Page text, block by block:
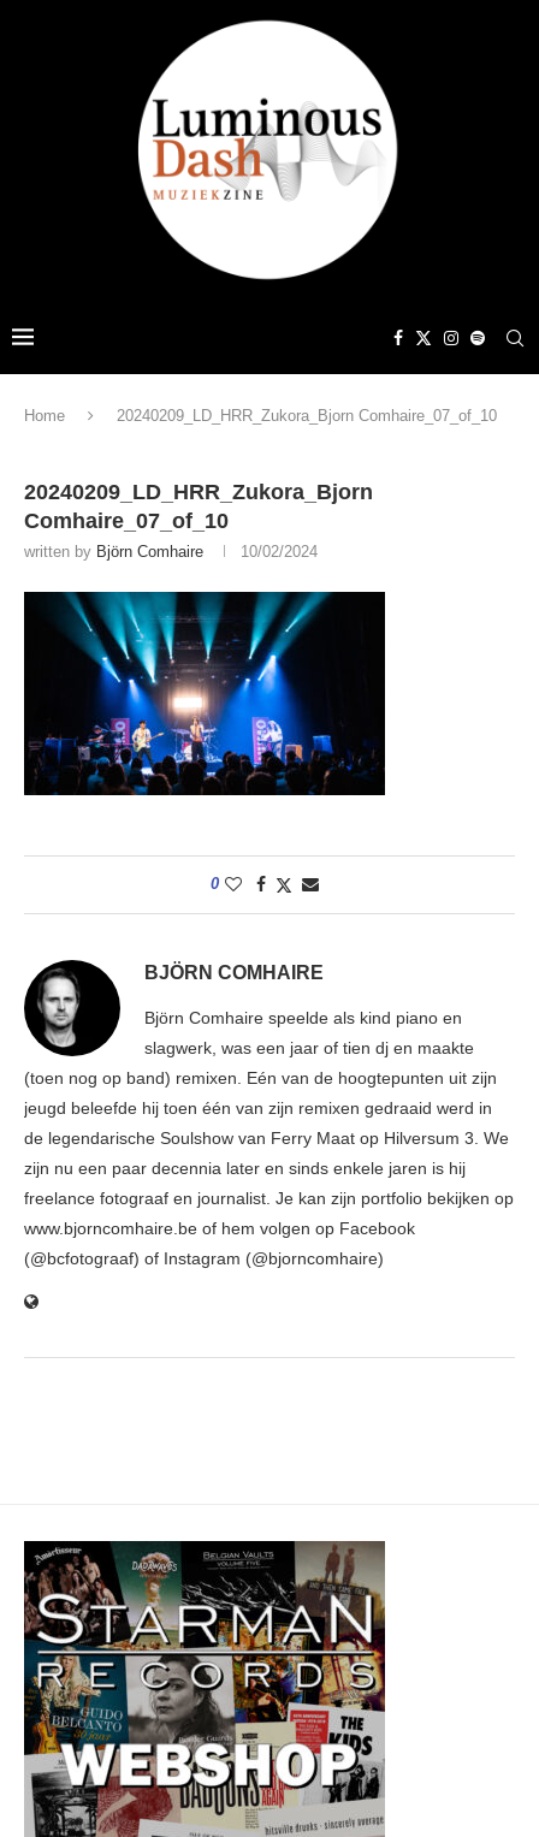
Home 20240209_LD_HRR_Zukora_Bjorn Comhaire_07_of_10
20240209_LD_HRR_Zukora_Bjorn
Comhaire_07_of_10
written by Björn Comhaire 10/02/2024
0
BJÖRN COMHAIRE
Björn Comhaire speelde als kind piano en
slagwerk, was een jaar of tien dj en maakte
(toen nog op band) remixen. Eén van de hoogtepunten uit zijn
jeugd beleefde hij toen één van zijn remixen gedraaid werd in
de legendarische Soulshow van Ferry Maat op Hilversum 3. We
zijn nu een paar decennia later en sinds enkele jaren is hij
freelance fotograaf en journalist. Je kan zijn portfolio bekijken op
www.bjorncomhaire.be of hem volgen op Facebook
(@bcfotograaf) of Instagram (@bjorncomhaire)